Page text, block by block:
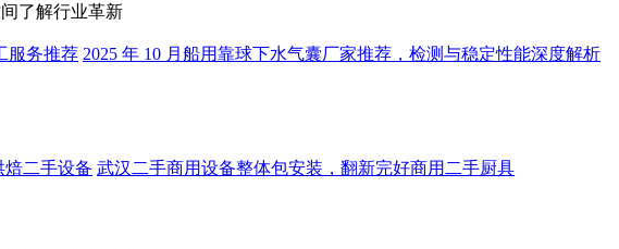
了解行业革新
服务推荐 2025 年 10 月船用靠球下水气囊厂家推荐，检测与稳定性能深度解析
二手设备 武汉二手商用设备整体包安装，翻新完好商用二手厨具